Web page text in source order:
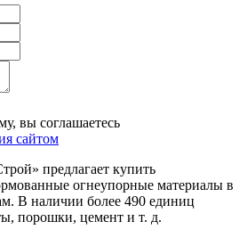
вы соглашаетесь
сайтом
предлагает купить
огнеупорные материалы в
В наличии более 490 единиц
порошки, цемент и т. д.